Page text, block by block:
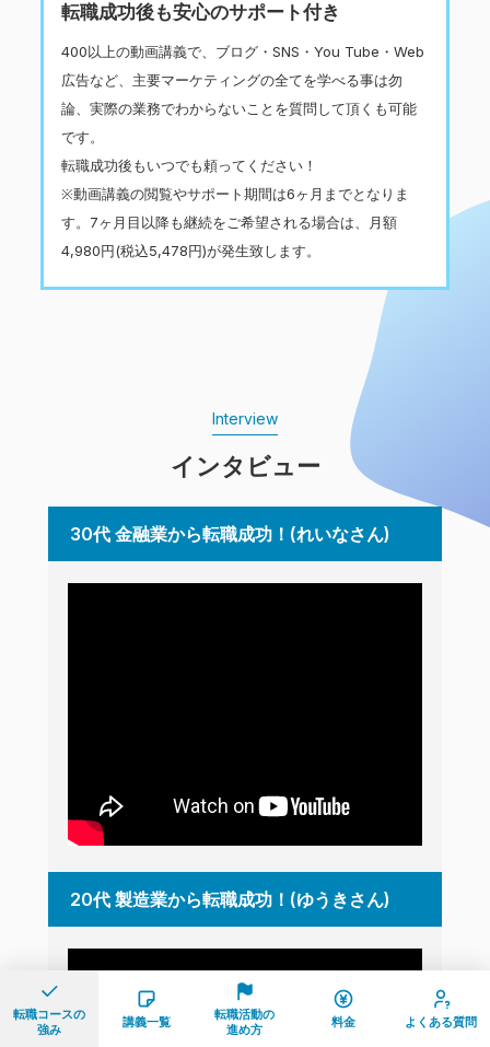
転職コースの
強み
講義一覧
転職活動の
進め方
料金 よくある質問
転職成功後も安心のサポート付き
400以上の動画講義で、ブログ・SNS・You Tube・Web
広告など、主要マーケティングの全てを学べる事は勿
論、実際の業務でわからないことを質問して頂くも可能
です。
転職成功後もいつでも頼ってください！
※動画講義の閲覧やサポート期間は6ヶ月までとなりま
す。7ヶ月目以降も継続をご希望される場合は、月額
4,980円(税込5,478円)が発生致します。
Interview
インタビュー
30代 金融業から転職成功！(れいなさん)
20代 製造業から転職成功！(ゆうきさん)